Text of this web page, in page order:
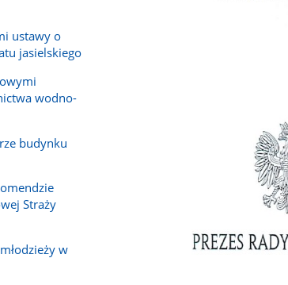
ustawy o
jasielskiego
wodno-
budynku
Straży
w